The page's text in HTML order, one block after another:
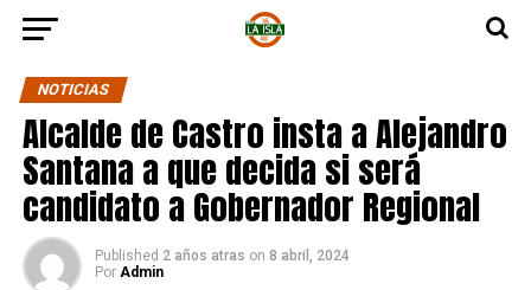
NOTICIAS
Alcalde de Castro insta a Alejandro
Santana a que decida si será
candidato a Gobernador Regional
Published 2 años atras on 8 abril, 2024
Por Admin